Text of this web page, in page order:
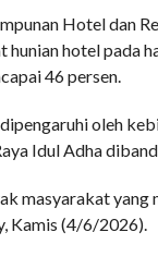
Hotel dan
hunian hotel pada
46 persen.
oleh
Idul Adha
masyarakat
Kamis (4/6/2026).